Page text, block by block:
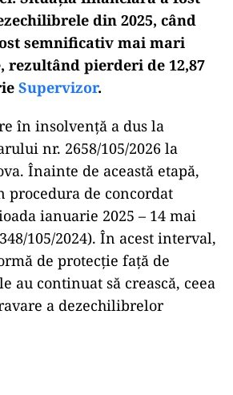
din 2025, când
semnificativ mai mari
rezultând pierderi de 12,87
Supervizor.
în insolvență a dus la
nr. 2658/105/2026 la
Înainte de această etapă,
procedura de concordat
ianuarie 2025 – 14 mai
105/2024). În acest interval,
de protecție față de
au continuat să crească, ceea
a dezechilibrelor